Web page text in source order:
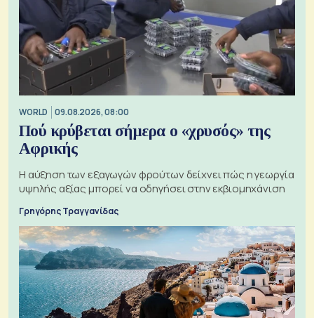
WORLD 09.08.2026, 08:00
Πού κρύβεται σήμερα ο «χρυσός» της
Αφρικής
Η αύξηση των εξαγωγών φρούτων δείχνει πώς η γεωργία
υψηλής αξίας μπορεί να οδηγήσει στην εκβιομηχάνιση
Γρηγόρης Τραγγανίδας